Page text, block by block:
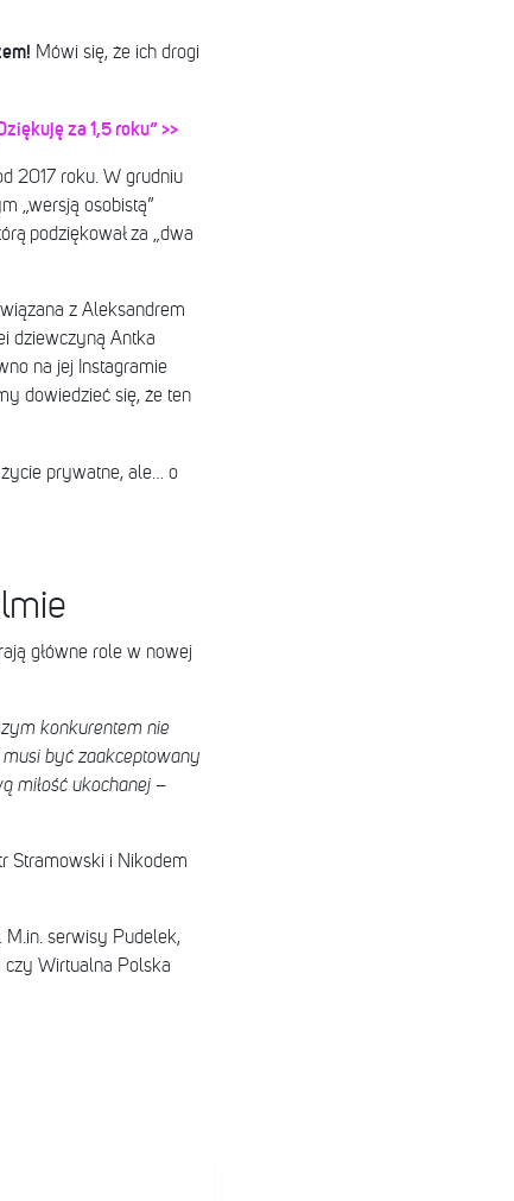
Mówi się, że ich drogi
za 1,5 roku” >>
2017 roku. W grudniu
„wersją osobistą”
podziękował za „dwa
z Aleksandrem
dziewczyną Antka
na jej Instagramie
dowiedzieć się, że ten
prywatne, ale… o
główne role w nowej
konkurentem nie
musi być zaakceptowany
miłość ukochanej–
Stramowski i Nikodem
M.in. serwisy Pudelek,
czy Wirtualna Polska